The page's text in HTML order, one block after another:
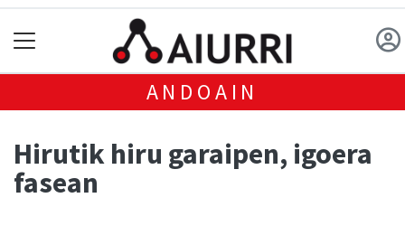
ANDOAIN
Hirutik hiru garaipen, igoera
fasean